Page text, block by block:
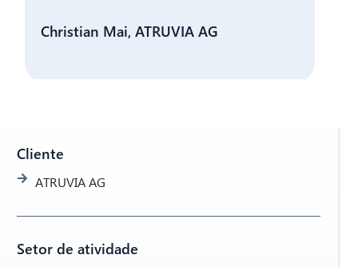
Cliente
ATRUVIA AG
Setor de atividade
Christian Mai, ATRUVIA AG